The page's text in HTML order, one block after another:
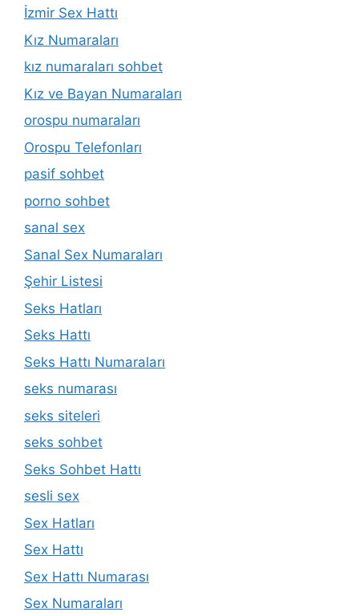
İzmir Sex Hattı
Kız Numaraları
kız numaraları sohbet
Kız ve Bayan Numaraları
orospu numaraları
Orospu Telefonları
pasif sohbet
porno sohbet
sanal sex
Sanal Sex Numaraları
Şehir Listesi
Seks Hatları
Seks Hattı
Seks Hattı Numaraları
seks numarası
seks siteleri
seks sohbet
Seks Sohbet Hattı
sesli sex
Sex Hatları
Sex Hattı
Sex Hattı Numarası
Sex Numaraları